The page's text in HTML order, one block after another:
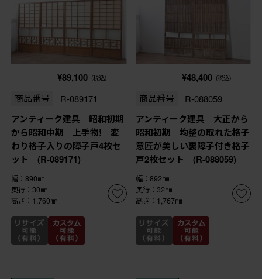
¥89,100 (税込)
商品番号 R-089171
アンティーク建具 昭和初期
から昭和中期 上手物! 変
わり格子入りの障子戸4枚セ
ット (R-089171)
幅：890㎜
奥行：30㎜
高さ：1,760㎜
¥48,400 (税込)
商品番号 R-088059
アンティーク建具 大正から
昭和初期 均整の取れた格子
意匠が美しい裏障子付き格子
戸2枚セット (R-088059)
幅：892㎜
奥行：32㎜
高さ：1,767㎜